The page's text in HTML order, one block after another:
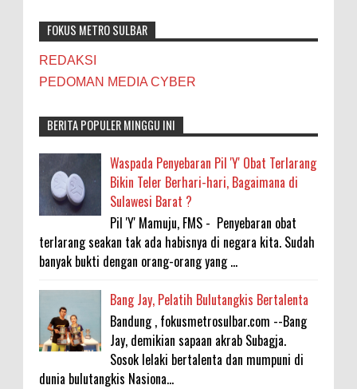
FOKUS METRO SULBAR
REDAKSI
PEDOMAN MEDIA CYBER
BERITA POPULER MINGGU INI
Waspada Penyebaran Pil 'Y' Obat Terlarang
Bikin Teler Berhari-hari, Bagaimana di
Sulawesi Barat ?
Pil 'Y' Mamuju, FMS - Penyebaran obat
terlarang seakan tak ada habisnya di negara kita. Sudah
banyak bukti dengan orang-orang yang ...
Bang Jay, Pelatih Bulutangkis Bertalenta
Bandung , fokusmetrosulbar.com --Bang
Jay, demikian sapaan akrab Subagja.
Sosok lelaki bertalenta dan mumpuni di
dunia bulutangkis Nasiona...